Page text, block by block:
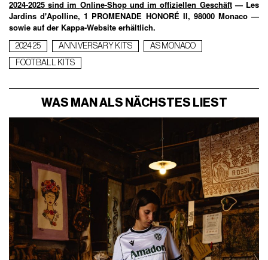
2024-2025 sind im Online-Shop und im offiziellen Geschäft— Les
Jardins d'Apolline, 1 PROMENADE HONORÉ II, 98000 Monaco —
sowie auf der Kappa-Website erhältlich.
2024 25 ANNIVERSARY KITS
AS MONACO
FOOTBALL KITS
WAS MAN ALS NÄCHSTES LIEST